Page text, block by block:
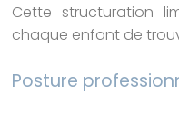
Cette structuration
chaque enfant de
Posture